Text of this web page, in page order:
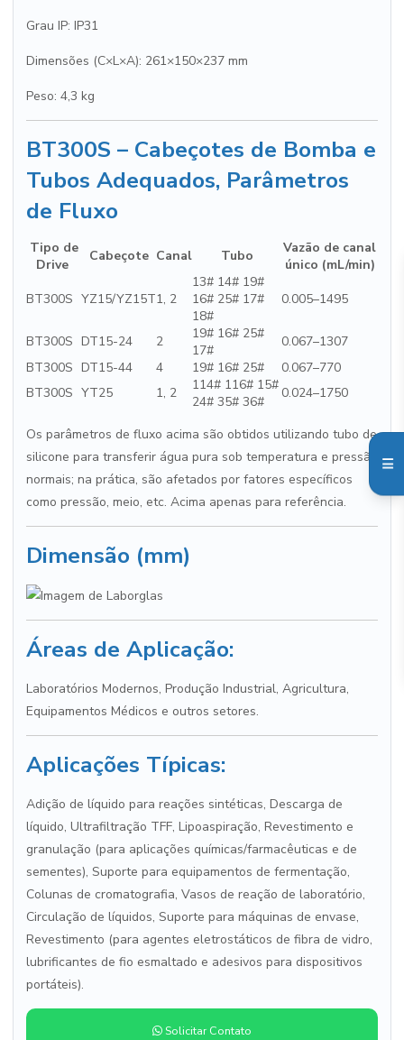
Grau IP: IP31
Dimensões (C×L×A): 261×150×237 mm
Peso: 4,3 kg
BT300S – Cabeçotes de Bomba e
Tubos Adequados, Parâmetros
de Fluxo
Tipo de
Drive
Cabeçote Canal Tubo
Vazão de canal
único (mL/min)
BT300S YZ15/YZ15T1, 2
13# 14# 19#
16# 25# 17#
18#
0.005–1495
BT300S DT15-24 2
19# 16# 25#
17#
0.067–1307
BT300S DT15-44 4 19# 16# 25#
0.067–770
BT300S YT25 1, 2
114# 116# 15#
24# 35# 36#
0.024–1750
Os parâmetros de fluxo acima são obtidos utilizando tubo de
silicone para transferir água pura sob temperatura e pressão
normais; na prática, são afetados por fatores específicos
como pressão, meio, etc. Acima apenas para referência.
Dimensão (mm)
Áreas de Aplicação:
Laboratórios Modernos, Produção Industrial, Agricultura,
Equipamentos Médicos e outros setores.
Aplicações Típicas:
Adição de líquido para reações sintéticas, Descarga de
líquido, Ultrafiltração TFF, Lipoaspiração, Revestimento e
granulação (para aplicações químicas/farmacêuticas e de
sementes), Suporte para equipamentos de fermentação,
Colunas de cromatografia, Vasos de reação de laboratório,
Circulação de líquidos, Suporte para máquinas de envase,
Revestimento (para agentes eletrostáticos de fibra de vidro,
lubrificantes de fio esmaltado e adesivos para dispositivos
portáteis).
Solicitar Contato